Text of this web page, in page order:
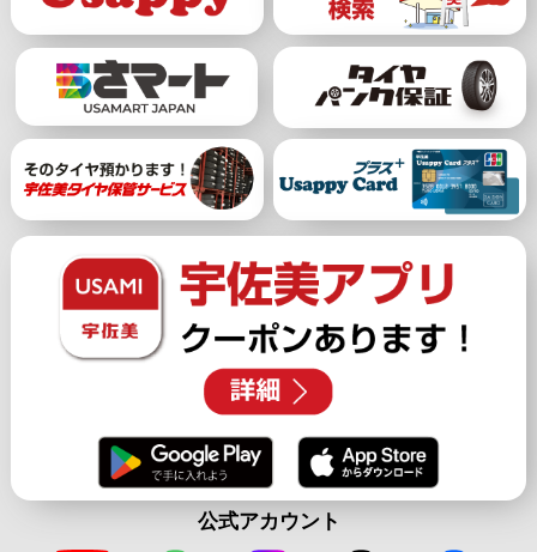
このSSで無料見積もり予約する このSSで予約する
公式アカウント